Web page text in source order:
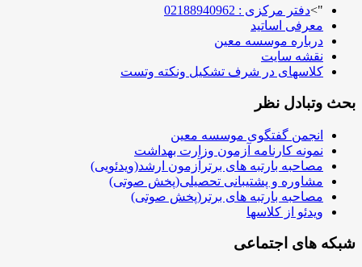
">دفتر مرکزی : 02188940962
معرفی اساتید
درباره موسسه معین
نقشه سایت
کلاسهای در شرف تشکیل ونکته وتست
بحث وتبادل نظر
انجمن گفتگوی موسسه معین
نمونه کارنامه آزمون وزارت بهداشت
مصاحبه بارتبه های برترآزمون ارشد(ویدئویی)
مشاوره و پشتیبانی تحصیلی(پخش صوتی)
مصاحبه بارتبه های برتر(پخش صوتی)
ویدئو از کلاسها
شبکه های اجتماعی